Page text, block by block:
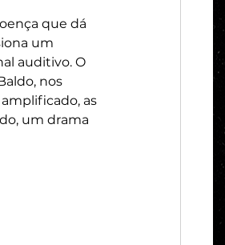
que dá
um
auditivo. O
nos
as
um drama